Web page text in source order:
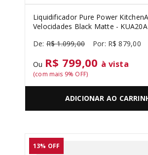
Liquidificador Pure Power
Velocidades Black Matte -
R$ 1.099,00 R$ 879,00
Ou R$ 799,00 à vista
(com mais 9% OFF)
ADICIONAR AO
13% OFF